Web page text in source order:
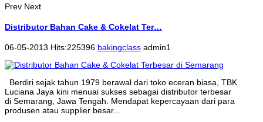
Prev Next
Distributor Bahan Cake & Cokelat Ter…
06-05-2013 Hits:225396 bakingclass admin1
Berdiri sejak tahun 1979 berawal dari toko eceran biasa, TBK
Luciana Jaya kini menuai sukses sebagai distributor terbesar
di Semarang, Jawa Tengah. Mendapat kepercayaan dari para
produsen atau supplier besar...